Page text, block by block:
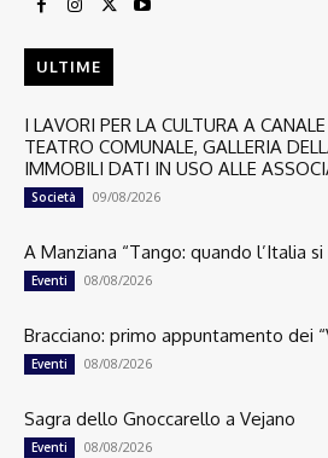
ULTIME
I LAVORI PER LA CULTURA A
TEATRO COMUNALE, GALLERIA
IMMOBILI DATI IN USO ALLE
Società 09/08/2026
A Manziana “Tango: quando l’Italia si
Eventi 08/08/2026
Bracciano: primo appuntamento dei
Eventi 08/08/2026
Sagra dello Gnoccarello a Vejano
Eventi 08/08/2026